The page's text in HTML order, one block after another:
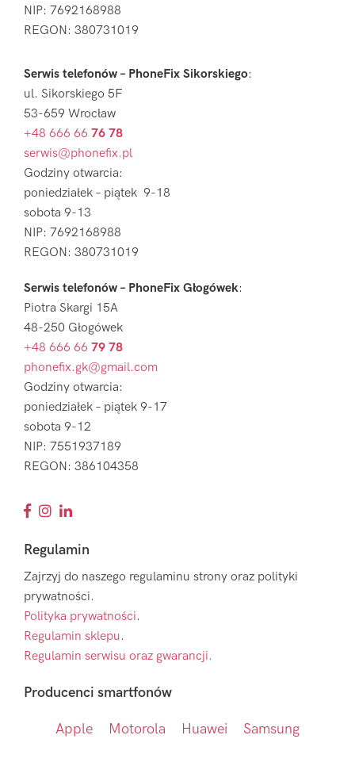
NIP: 7692168988
REGON: 380731019
Serwis telefonów – PhoneFix Sikorskiego:
ul. Sikorskiego 5F
53-659 Wrocław
+48 666 66 76 78
serwis@phonefix.pl
Godziny otwarcia:
poniedziałek – piątek 9-18
sobota 9-13
NIP: 7692168988
REGON: 380731019
Serwis telefonów – PhoneFix Głogówek:
Piotra Skargi 15A
48-250 Głogówek
+48 666 66 79 78
phonefix.gk@gmail.com
Godziny otwarcia:
poniedziałek – piątek 9-17
sobota 9-12
NIP: 7551937189
REGON: 386104358
Regulamin
Zajrzyj do naszego regulaminu strony oraz polityki
prywatności.
Polityka prywatności.
Regulamin sklepu.
Regulamin serwisu oraz gwarancji.
Producenci smartfonów
Apple Motorola Huawei Samsung